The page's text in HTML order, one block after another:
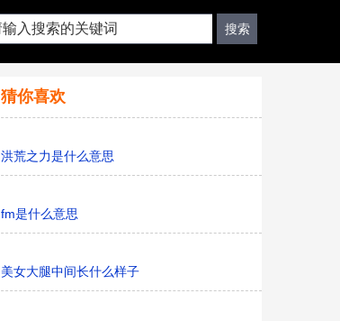
猜你喜欢
洪荒之力是什么意思
fm是什么意思
美女大腿中间长什么样子